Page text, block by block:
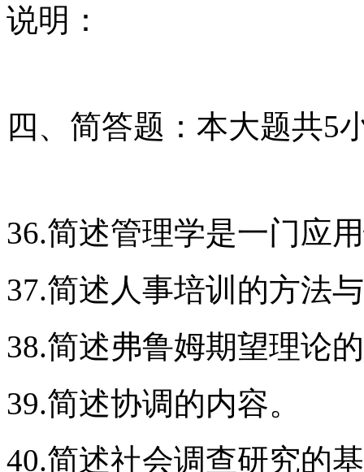
说明：
四、简答题：本大题共5
36.简述管理学是一门应
37.简述人事培训的方法
38.简述弗鲁姆期望理论
39.简述协调的内容。
40.简述社会调查研究的